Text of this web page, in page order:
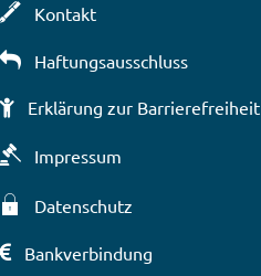
Kontakt
Haftungsausschluss
Erklärung zur Barrierefreiheit
Impressum
Datenschutz
Bankverbindung